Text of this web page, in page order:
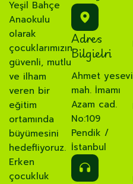
Yeşil Bahçe
Anaokulu
olarak
çocuklarımızın
güvenli, mutlu
ve ilham
veren bir
eğitim
ortamında
büyümesini
hedefliyoruz.
Erken
çocukluk
Adres
Bilgielri
Ahmet yesevi
mah. İmamı
Azam cad.
No:109
Pendik /
İstanbul